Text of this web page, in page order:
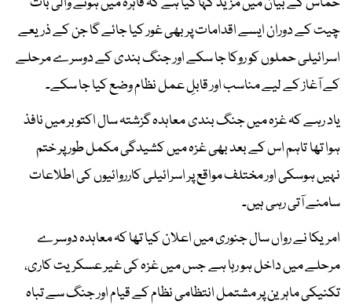
چیت کے دوران ایسے اقدامات پر بھی غور کیا جائے گا جن کے ذریعے
اسرائیلی حملوں کو روکا جا سکے اور جنگ بندی کے دوسرے مرحلے
کے آغاز کے لیے مناسب اور قابلِ عمل نظام وضع کیا جا سکے۔
یاد رہے کہ غزہ میں جنگ بندی معاہدہ گزشتہ سال اکتوبر میں نافذ
ہوا تھا تاہم اس کے بعد بھی غزہ میں کشیدگی مکمل طور پر ختم
نہیں ہوسکی اور مختلف مواقع پر اسرائیلی کارروائیوں کی اطلاعات
سامنے آتی رہی ہیں۔
امریکا نے رواں سال جنوری میں اعلان کیا تھا کہ معاہدہ دوسرے
مرحلے میں داخل ہو رہا ہے جس میں غزہ کی غیر عسکریت کاری،
تکنیکی ماہرین پر مشتمل انتظامی نظام کے قیام اور جنگ سے تباہ